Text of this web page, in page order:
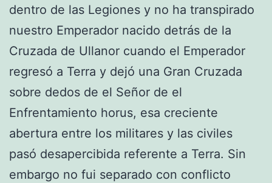
dentro de las Legiones y no ha transpirado
nuestro Emperador nacido detrás de la
Cruzada de Ullanor cuando el Emperador
regresó a Terra y dejó una Gran Cruzada
sobre dedos de el Señor de el
Enfrentamiento horus, esa creciente
abertura entre los militares y las civiles
pasó desapercibida referente a Terra. Sin
embargo no fui separado con conflicto